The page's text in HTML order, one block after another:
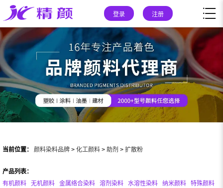
登录 注册
当前位置： 颜料染料品牌 > 化工颜料 > 助剂 > 扩散粉
产品列表：
有机颜料
无机颜料 金属络合染料 溶剂染料 水溶性染料 纳米颜料
特殊颜料